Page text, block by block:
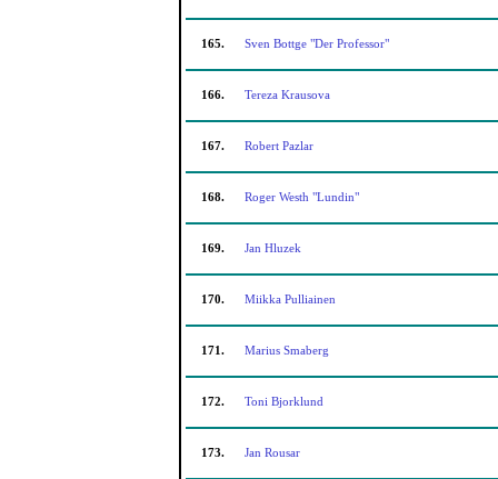
165. Sven Bottge "Der Professor"
166. Tereza Krausova
167. Robert Pazlar
168. Roger Westh "Lundin"
169. Jan Hluzek
170. Miikka Pulliainen
171. Marius Smaberg
172. Toni Bjorklund
173. Jan Rousar